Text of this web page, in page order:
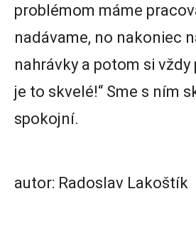
problémom máme
nadávame, no nakoniec
nahrávky a potom si vždy
je to skvelé!“ Sme s ním
spokojní.
autor: Radoslav Lakoštík